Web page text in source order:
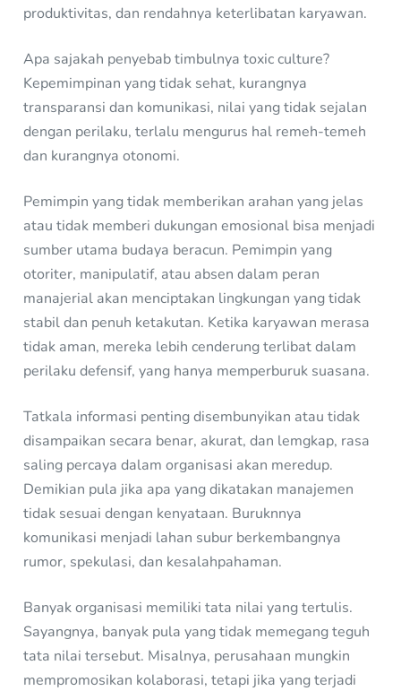
produktivitas, dan rendahnya keterlibatan karyawan.
Apa sajakah penyebab timbulnya toxic culture?
Kepemimpinan yang tidak sehat, kurangnya
transparansi dan komunikasi, nilai yang tidak sejalan
dengan perilaku, terlalu mengurus hal remeh-temeh
dan kurangnya otonomi.
Pemimpin yang tidak memberikan arahan yang jelas
atau tidak memberi dukungan emosional bisa menjadi
sumber utama budaya beracun. Pemimpin yang
otoriter, manipulatif, atau absen dalam peran
manajerial akan menciptakan lingkungan yang tidak
stabil dan penuh ketakutan. Ketika karyawan merasa
tidak aman, mereka lebih cenderung terlibat dalam
perilaku defensif, yang hanya memperburuk suasana.
Tatkala informasi penting disembunyikan atau tidak
disampaikan secara benar, akurat, dan lemgkap, rasa
saling percaya dalam organisasi akan meredup.
Demikian pula jika apa yang dikatakan manajemen
tidak sesuai dengan kenyataan. Buruknnya
komunikasi menjadi lahan subur berkembangnya
rumor, spekulasi, dan kesalahpahaman.
Banyak organisasi memiliki tata nilai yang tertulis.
Sayangnya, banyak pula yang tidak memegang teguh
tata nilai tersebut. Misalnya, perusahaan mungkin
mempromosikan kolaborasi, tetapi jika yang terjadi